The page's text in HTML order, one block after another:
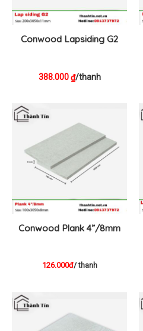
Conwood Lapsiding G2
388.000₫/thanh
Conwood Plank 4”/8mm
126.000đ/ thanh